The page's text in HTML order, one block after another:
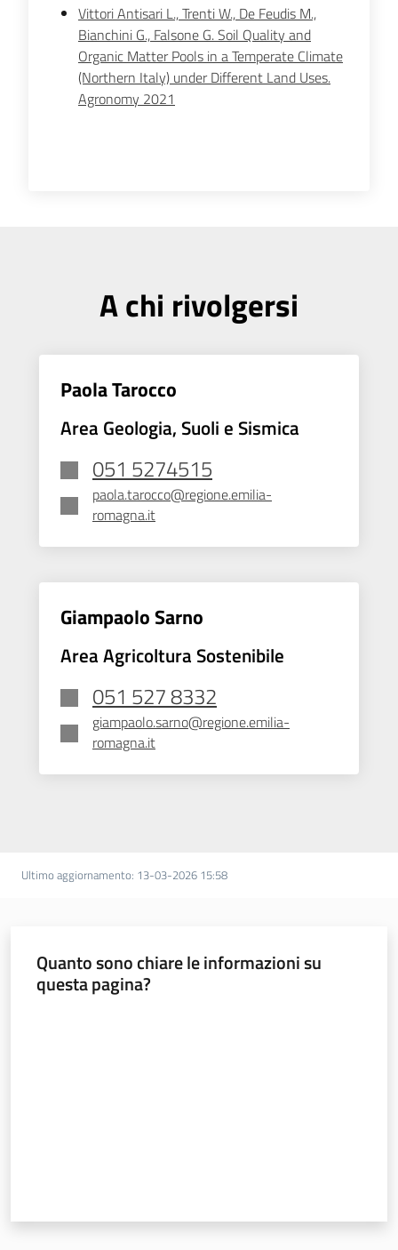
Vittori Antisari L., Trenti W., De Feudis M.,
Bianchini G., Falsone G. Soil Quality and
Organic Matter Pools in a Temperate Climate
(Northern Italy) under Different Land Uses.
Agronomy 2021
A chi rivolgersi
Paola Tarocco
Area Geologia, Suoli e Sismica
051 5274515
paola.tarocco@regione.emilia-
romagna.it
Giampaolo Sarno
Area Agricoltura Sostenibile
051 527 8332
giampaolo.sarno@regione.emilia-
romagna.it
Ultimo aggiornamento: 13-03-2026 15:58
Quanto sono chiare le informazioni su
questa pagina?